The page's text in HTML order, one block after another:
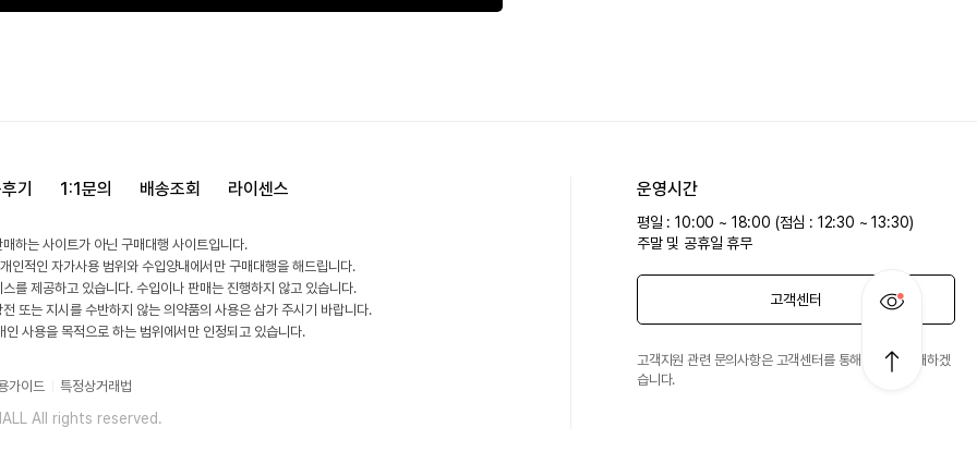
기 1:1문의 배송조회 라이센스
하는 사이트가 아닌 구매대행 사이트입니다.
인적인 자가사용 범위와 수입양내에서만 구매대행을 해드립니다.
를 제공하고 있습니다. 수입이나 판매는 진행하지 않고 있습니다.
또는 지시를 수반하지 않는 의약품의 사용은 삼가 주시기 바랍니다.
사용을 목적으로 하는 범위에서만 인정되고 있습니다.
가이드 특정상거래법
All rights reserved.
운영시간
평일 : 10:00 ~ 18:00 (점심 : 12:30 ~ 13:30)
주말 및 공휴일 휴무
고객센터
고객지원 관련 문의사항은 고객센터를 통해 친절히 안내하겠
습니다.